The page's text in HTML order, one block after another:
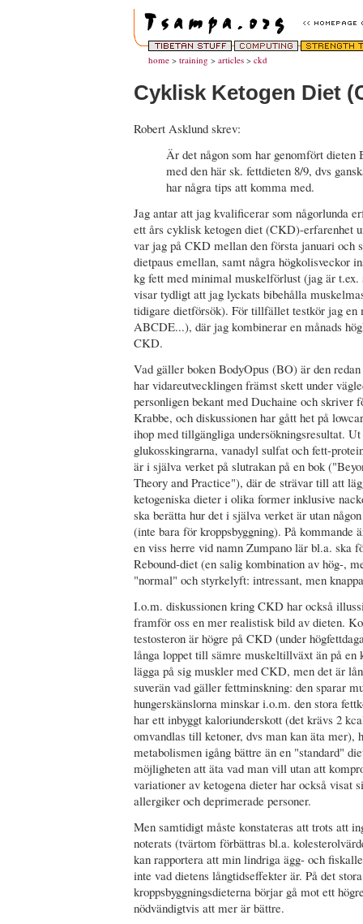
home > training > articles > ckd
Cyklisk Ketogen Diet
Robert Asklund skrev:
Är det någon som har genomfört dieten
med den här sk. fettdieten 8/9, dvs
har några tips att komma med.
Jag antar att jag kvalificerar som någorlunda
ett års cyklisk ketogen diet (CKD)-erfarenhet
var jag på CKD mellan den första januari och
dietpaus emellan, samt några högkolisveckor
kg fett med minimal muskelförlust (jag är t.ex.
visar tydligt att jag lyckats bibehålla
tidigare dietförsök). För tillfället testkör jag en
ABCDE...), där jag kombinerar en månads
CKD.
Vad gäller boken BodyOpus (BO) är den
har vidareutvecklingen främst skett under
personligen bekant med Duchaine och skriver
Krabbe, och diskussionen har gått het på
ihop med tillgängliga undersökningsresultat.
glukosskingrarna, vanadyl sulfat och fett-
är i själva verket på slutrakan på en bok
Theory and Practice"), där de strävar till att
ketogeniska dieter i olika former inklusive
ska berätta hur det i själva verket är utan
(inte bara för kroppsbyggning). På kommande
en viss herre vid namn Zumpano lär bl.a. ska
Rebound-diet (en salig kombination av hög-,
"normal" och styrkelyft: intressant, men
I.o.m. diskussionen kring CKD har också
framför oss en mer realistisk bild av dieten.
testosteron är högre på CKD (under
långa loppet till sämre muskeltillväxt än på en
lägga på sig muskler med CKD, men det är
suverän vad gäller fettminskning: den sparar
hungerskänslorna minskar i.o.m. den stora
har ett inbyggt kaloriunderskott (det krävs 2
omvandlas till ketoner, dvs man kan äta mer),
metabolismen igång bättre än en "standard"
möjligheten att äta vad man vill utan att
variationer av ketogena dieter har också visat
allergiker och deprimerade personer.
Men samtidigt måste konstateras att trots att
noterats (tvärtom förbättras bl.a.
kan rapportera att min lindriga ägg- och
inte vad dietens långtidseffekter är. På det
kroppsbyggningsdieterna börjar gå mot ett
nödvändigtvis att mer är bättre.